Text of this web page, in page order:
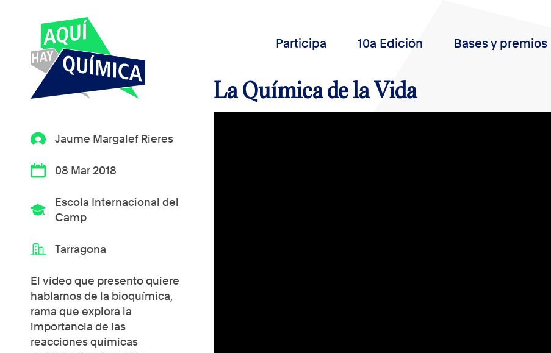
Participa 10a Edición Bases y premios
Jaume Margalef Rieres
08 Mar 2018
Escola Internacional del
Camp
Tarragona
El vídeo que presento quiere
hablarnos de la bioquímica,
rama que explora la
importancia de las
reacciones químicas
La Química de la Vida